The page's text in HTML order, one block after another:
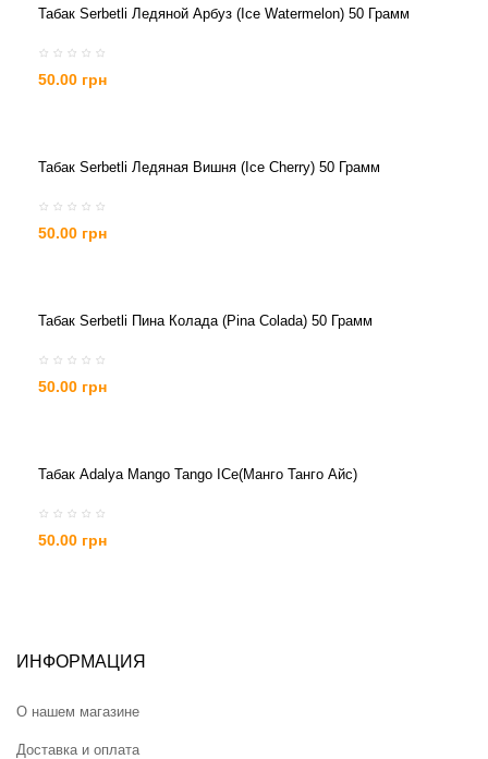
Табак Serbetli Ледяной Арбуз (Ice Watermelon) 50 Грамм
50.00 грн
Табак Serbetli Ледяная Вишня (Ice Cherry) 50 Грамм
50.00 грн
Табак Serbetli Пина Колада (Pina Colada) 50 Грамм
50.00 грн
Табак Adalya Mango Tango ICe(манго Танго Айс)
50.00 грн
ИНФОРМАЦИЯ
О нашем магазине
Доставка и оплата